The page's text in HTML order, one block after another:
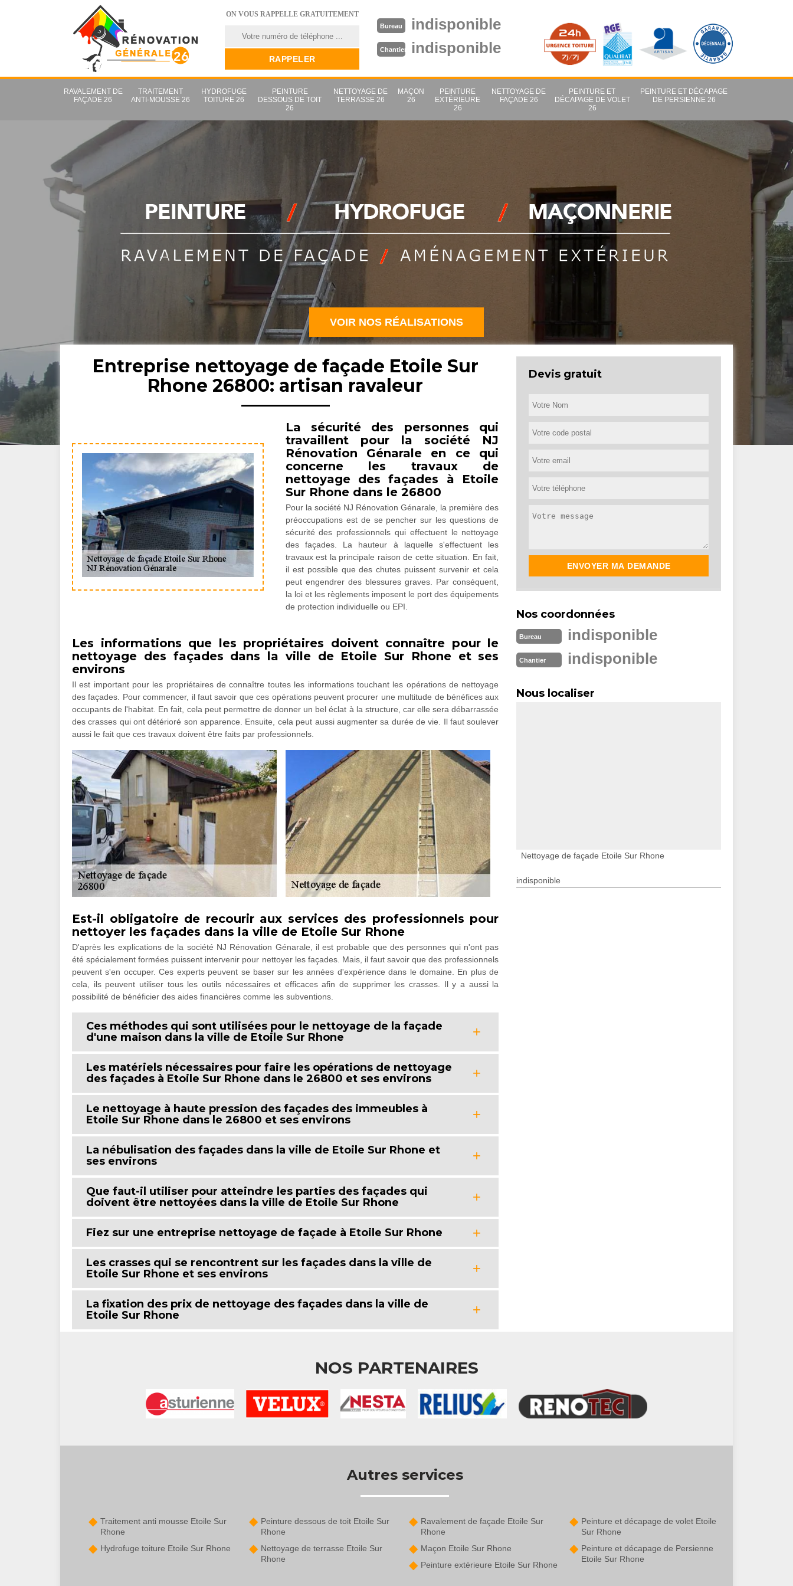
ON VOUS RAPPELLE GRATUITEMENT
Bureau indisponible
Chantier indisponible
RAVALEMENT DE
FAÇADE 26
TRAITEMENT
ANTI-MOUSSE 26
HYDROFUGE
TOITURE 26
PEINTURE
DESSOUS DE TOIT
26
NETTOYAGE DE
TERRASSE 26
MAÇON
26
PEINTURE
EXTÉRIEURE
26
NETTOYAGE DE
FAÇADE 26
PEINTURE ET
DÉCAPAGE DE VOLET
26
PEINTURE ET DÉCAPAGE
DE PERSIENNE 26
VOIR NOS RÉALISATIONS
Entreprise nettoyage de façade Etoile Sur
Rhone 26800: artisan ravaleur
La sécurité des personnes qui
travaillent pour la société NJ
Rénovation Génarale en ce qui
concerne les travaux de
nettoyage des façades à Etoile
Sur Rhone dans le 26800
Pour la société NJ Rénovation Génarale, la première des
préoccupations est de se pencher sur les questions de
sécurité des professionnels qui effectuent le nettoyage
des façades. La hauteur à laquelle s'effectuent les
travaux est la principale raison de cette situation. En fait,
il est possible que des chutes puissent survenir et cela
peut engendrer des blessures graves. Par conséquent,
la loi et les règlements imposent le port des équipements
de protection individuelle ou EPI.
Les informations que les propriétaires doivent connaître pour le
nettoyage des façades dans la ville de Etoile Sur Rhone et ses
environs
Il est important pour les propriétaires de connaître toutes les informations touchant les opérations de nettoyage
des façades. Pour commencer, il faut savoir que ces opérations peuvent procurer une multitude de bénéfices aux
occupants de l'habitat. En fait, cela peut permettre de donner un bel éclat à la structure, car elle sera débarrassée
des crasses qui ont détérioré son apparence. Ensuite, cela peut aussi augmenter sa durée de vie. Il faut soulever
aussi le fait que ces travaux doivent être faits par professionnels.
Est-il obligatoire de recourir aux services des professionnels pour
nettoyer les façades dans la ville de Etoile Sur Rhone
D'après les explications de la société NJ Rénovation Génarale, il est probable que des personnes qui n'ont pas
été spécialement formées puissent intervenir pour nettoyer les façades. Mais, il faut savoir que des professionnels
peuvent s'en occuper. Ces experts peuvent se baser sur les années d'expérience dans le domaine. En plus de
cela, ils peuvent utiliser tous les outils nécessaires et efficaces afin de supprimer les crasses. Il y a aussi la
possibilité de bénéficier des aides financières comme les subventions.
Ces méthodes qui sont utilisées pour le nettoyage de la façade
d'une maison dans la ville de Etoile Sur Rhone
Les matériels nécessaires pour faire les opérations de nettoyage
des façades à Etoile Sur Rhone dans le 26800 et ses environs
Le nettoyage à haute pression des façades des immeubles à
Etoile Sur Rhone dans le 26800 et ses environs
La nébulisation des façades dans la ville de Etoile Sur Rhone et
ses environs
Que faut-il utiliser pour atteindre les parties des façades qui
doivent être nettoyées dans la ville de Etoile Sur Rhone
Fiez sur une entreprise nettoyage de façade à Etoile Sur Rhone
Les crasses qui se rencontrent sur les façades dans la ville de
Etoile Sur Rhone et ses environs
La fixation des prix de nettoyage des façades dans la ville de
Etoile Sur Rhone
Devis gratuit
Nos coordonnées
Bureau indisponible
Chantier indisponible
Nous localiser
Nettoyage de façade Etoile Sur Rhone
indisponible
NOS PARTENAIRES
Autres services
Traitement anti mousse Etoile Sur
Rhone
Hydrofuge toiture Etoile Sur Rhone
Peinture dessous de toit Etoile Sur
Rhone
Nettoyage de terrasse Etoile Sur
Rhone
Ravalement de façade Etoile Sur
Rhone
Maçon Etoile Sur Rhone
Peinture extérieure Etoile Sur Rhone
Peinture et décapage de volet Etoile
Sur Rhone
Peinture et décapage de Persienne
Etoile Sur Rhone